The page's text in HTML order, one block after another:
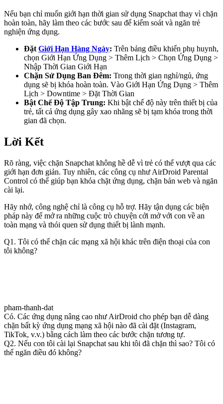
Nếu bạn chỉ muốn giới hạn thời gian sử dụng Snapchat thay vì chặn
hoàn toàn, hãy làm theo các bước sau để kiểm soát và ngăn trẻ
nghiện ứng dụng.
Đặt Giới Hạn Hàng Ngày: Trên bảng điều khiển phụ huynh,
chọn Giới Hạn Ứng Dụng > Thêm Lịch > Chọn Ứng Dụng >
Nhập Thời Gian Giới Hạn
Chặn Sử Dụng Ban Đêm: Trong thời gian nghỉ/ngủ, ứng
dụng sẽ bị khóa hoàn toàn. Vào Giới Hạn Ứng Dụng > Thêm
Lịch > Downtime > Đặt Thời Gian
Bật Chế Độ Tập Trung: Khi bật chế độ này trên thiết bị của
trẻ, tất cả ứng dụng gây xao nhãng sẽ bị tạm khóa trong thời
gian đã chọn.
Lời Kết
Rõ ràng, việc chặn Snapchat không hề dễ vì trẻ có thể vượt qua các
giới hạn đơn giản. Tuy nhiên, các công cụ như AirDroid Parental
Control có thể giúp bạn khóa chặt ứng dụng, chặn bản web và ngăn
cài lại.
Hãy nhớ, công nghệ chỉ là công cụ hỗ trợ. Hãy tận dụng các biện
pháp này để mở ra những cuộc trò chuyện cởi mở với con về an
toàn mạng và thói quen sử dụng thiết bị lành mạnh.
Q1. Tôi có thể chặn các mạng xã hội khác trên điện thoại của con
tôi không?
pham-thanh-dat
Có. Các ứng dụng nâng cao như AirDroid cho phép bạn dễ dàng
chặn bất kỳ ứng dụng mạng xã hội nào đã cài đặt (Instagram,
TikTok, v.v.) bằng cách làm theo các bước chặn tương tự.
Q2. Nếu con tôi cài lại Snapchat sau khi tôi đã chặn thì sao? Tôi có
thể ngăn điều đó không?